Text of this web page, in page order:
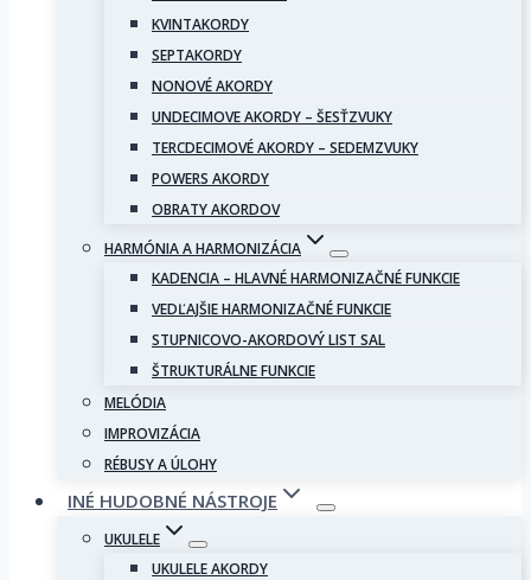
KVINTAKORDY
SEPTAKORDY
NONOVÉ AKORDY
UNDECIMOVE AKORDY – ŠESŤZVUKY
TERCDECIMOVÉ AKORDY – SEDEMZVUKY
POWERS AKORDY
OBRATY AKORDOV
HARMÓNIA A HARMONIZÁCIA
KADENCIA – HLAVNÉ HARMONIZAČNÉ FUNKCIE
VEDĽAJŠIE HARMONIZAČNÉ FUNKCIE
STUPNICOVO-AKORDOVÝ LIST SAL
ŠTRUKTURÁLNE FUNKCIE
MELÓDIA
IMPROVIZÁCIA
RÉBUSY A ÚLOHY
INÉ HUDOBNÉ NÁSTROJE
UKULELE
UKULELE AKORDY